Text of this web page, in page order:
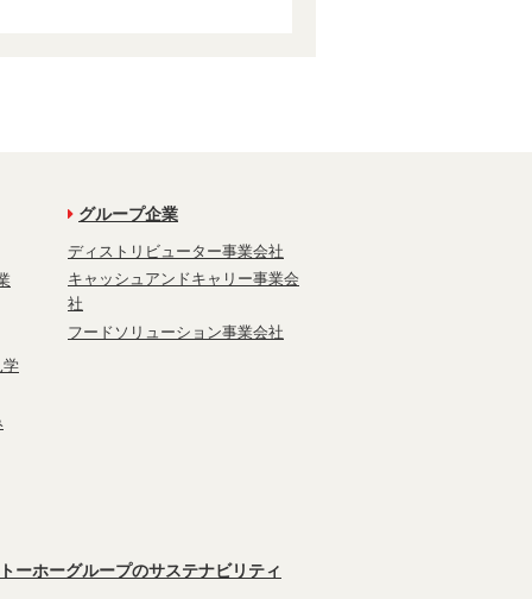
グループ企業
ディストリビューター事業会社
キャッシュアンドキャリー事業会
社
フードソリューション事業会社
トーホーグループのサステナビリティ